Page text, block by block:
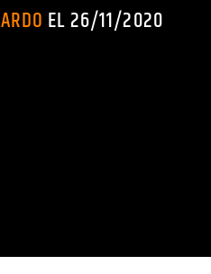
EL 26/11/2020